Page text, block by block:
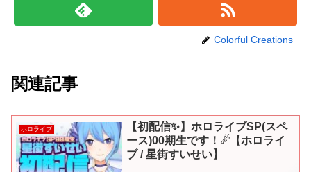
Colorful Creations
関連記事
ホロライブ
【初配信✨】ホロライブSP(スペ
ース)00期生です！☄【ホロライ
ブ / 星街すいせい】